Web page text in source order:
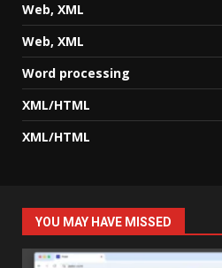
Web, XML
Web, XML
Word processing
XML/HTML
XML/HTML
YOU MAY HAVE MISSED